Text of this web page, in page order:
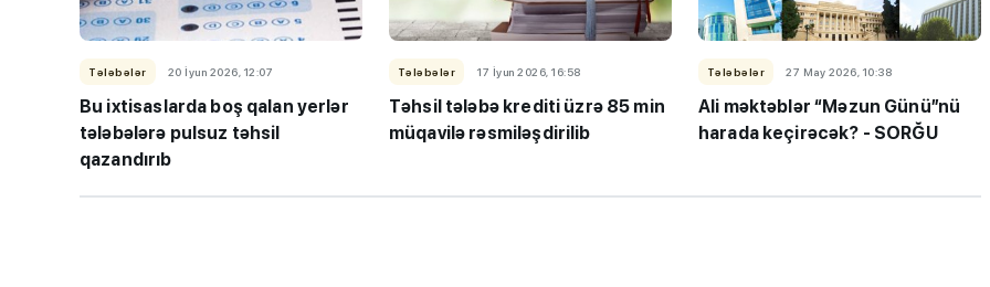
Tələbələr 20 İyun 2026, 12:07
Bu ixtisaslarda boş qalan yerlər
tələbələrə pulsuz təhsil
qazandırıb
Tələbələr 17 İyun 2026, 16:58
Təhsil tələbə krediti üzrə 85 min
müqavilə rəsmiləşdirilib
Tələbələr 27 May 2026, 10:38
Ali məktəblər “Məzun Günü”nü
harada keçirəcək? - SORĞU